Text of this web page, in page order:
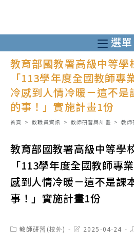
至
主
要
選單
教育部國教署高級中等學
「113學年度全國教師專
冷感到人情冷暖－這不
的事！」實施計畫1份
首頁 > 教職員資訊 > 教師研習與計畫 > 教師
教育部國教署高級中等學
「113學年度全國教師專
感到人情冷暖－這不是課
事！」實施計畫1份
Post教師研習(校外)
Post2025-04-24